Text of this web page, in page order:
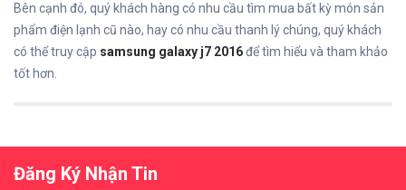
Bên cạnh đó, quý khách hàng có nhu cầu tìm mua bất kỳ món sản
phẩm điện lạnh cũ nào, hay có nhu cầu thanh lý chúng, quý khách
có thể truy cập samsung galaxy j7 2016để tìm hiểu và tham khảo
tốt hơn.
Đăng Ký Nhận Tin